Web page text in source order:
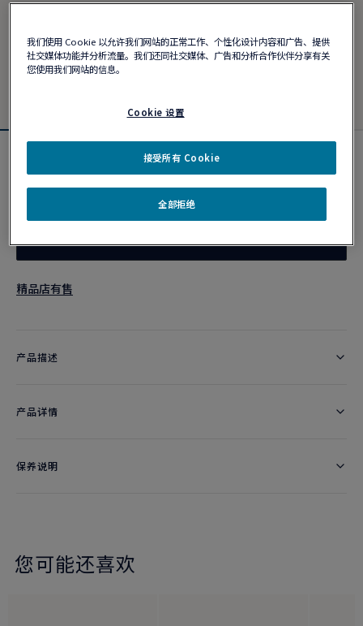
Fred For Love结婚戒指
¥ 13,700
作品编号
精品店有售
产品描述
产品详情
保养说明
您可能还喜欢
我们使用 Cookie 以允许我们网站的正常工作、个性化设计内容和广告、提供
社交媒体功能并分析流量。我们还同社交媒体、广告和分析合作伙伴分享有关
您使用我们网站的信息。
Cookie 设置
全部拒绝
接受所有 Cookie